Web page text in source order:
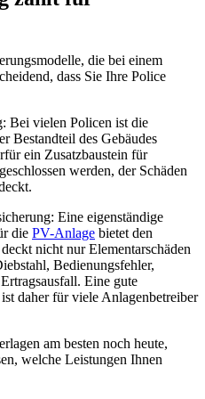
die bei einem
dass Sie Ihre Police
Bei vielen Policen ist die
Bestandteil des Gebäudes
ein Zusatzbaustein für
werden, der Schäden
Eine eigenständige
die PV-Anlage bietet den
nicht nur Elementarschäden
Bedienungsfehler,
Eine gute
daher für viele Anlagenbetreiber
am besten noch heute,
welche Leistungen Ihnen